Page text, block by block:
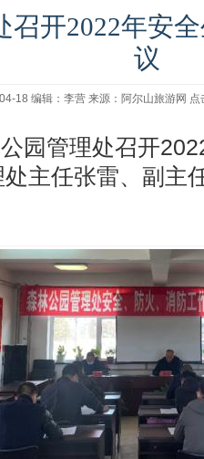
召开2022年安
议
18 编辑：李营 来源：阿尔山旅游网 点
园管理处召开
主任张雷、副主